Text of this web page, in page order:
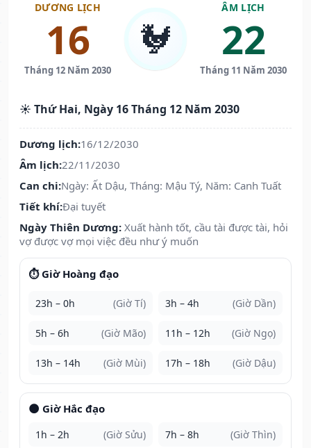
DƯƠNG LỊCH
16
Tháng 12 Năm 2030
🐓
ÂM LỊCH
22
Tháng 11 Năm 2030
☀️ Thứ Hai, Ngày 16 Tháng 12 Năm 2030
Dương lịch:16/12/2030
Âm lịch:22/11/2030
Can chi:Ngày: Ất Dậu, Tháng: Mậu Tý, Năm: Canh Tuất
Tiết khí:Đại tuyết
Ngày Thiên Dương: Xuất hành tốt, cầu tài được tài, hỏi
vợ được vợ mọi việc đều như ý muốn
⏱️ Giờ Hoàng đạo
23h – 0h (Giờ Tí) 3h – 4h (Giờ Dần)
5h – 6h (Giờ Mão) 11h – 12h (Giờ Ngọ)
13h – 14h (Giờ Mùi) 17h – 18h (Giờ Dậu)
🌑 Giờ Hắc đạo
1h – 2h (Giờ Sửu) 7h – 8h (Giờ Thìn)